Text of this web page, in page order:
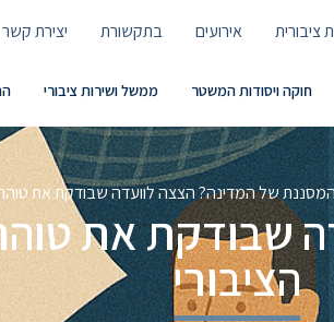
ציבורית אירועים בתקשורת יצירת קשר
חוקה ויסודות המשטר ממשל ושירות ציבורי
המסננת של המדינה? הצצה לוועדה שבודקת את טוהר
שבודקת את
הציבורי